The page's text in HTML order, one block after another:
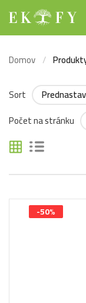
Domov
Sort
Počet na stránku
-50%